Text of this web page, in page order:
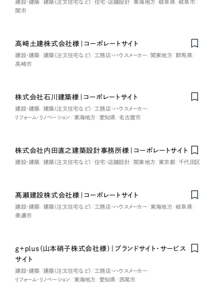
建設・建築 建築（注文住宅など） 住宅・店舗設計 東海地方 岐阜県
岐阜市
関市
高崎土建株式会社様｜コーポレートサイト
建設・建築 建築（注文住宅など） 工務店・ハウスメーカー 関東地方
群馬県
高崎市
株式会社石川建築様｜コーポレートサイト
建設・建築 建築（注文住宅など）
工務店・ハウスメーカー
リフォーム・リノベーション
東海地方 愛知県 名古屋市
株式会社内田直之建築設計事務所様｜コーポレートサイト
建設・建築 建築（注文住宅など） 住宅・店舗設計 関東地方 東京都 千代田区
髙瀬建設株式会社様｜コーポレートサイト
建設・建築 建築（注文住宅など） 工務店・ハウスメーカー 東海地方
岐阜県
美濃市
g+plus（山本硝子株式会社様）｜ブランドサイト・サービス
サイト
建設・建築 建築（注文住宅など）
工務店・ハウスメーカー
リフォーム・リノベーション
東海地方 愛知県 西尾市